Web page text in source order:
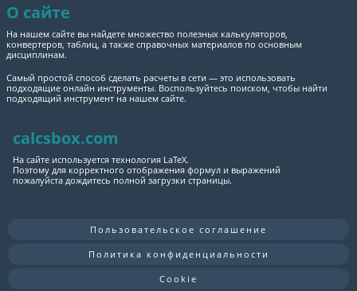
О сайте
На нашем сайте вы найдете множество полезных калькуляторов,
конвертеров, таблиц, а также справочных материалов по основным
дисциплинам.
Самый простой способ сделать расчеты в сети — это использовать
подходящие онлайн инструменты. Воспользуйтесь поиском, чтобы найти
подходящий инструмент на нашем сайте.
calcsbox.com
На сайте используется технология LaTeX.
Поэтому для корректного отображения формул и выражений
пожалуйста дождитесь полной загрузки страницы.
Пользовательское соглашение
Политика конфиденциальности
Cookie